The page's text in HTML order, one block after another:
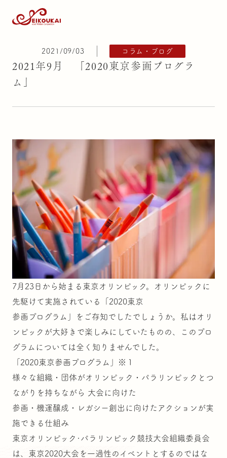
2021/09/03 コラム・ブログ
2021年9月 「2020東京参画プログラ
ム」
7月23日から始まる東京オリンピック。オリンピックに
先駆けて実施されている「2020東京
参画プログラム」をご存知でしたでしょうか。私はオリ
ンピックが大好きで楽しみにしていたものの、このプロ
グラムについては全く知りませんでした。
「2020東京参画プログラム」※１
様々な組織・団体がオリンピック・パラリンピックとつ
ながりを持ちながら 大会に向けた
参画・機運醸成・レガシー創出に向けたアクションが実
施できる仕組み
東京オリンピック･パラリンピック競技大会組織委員会
は、東京2020大会を一過性のイベントとするのではな